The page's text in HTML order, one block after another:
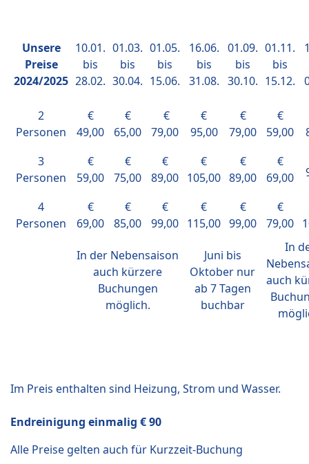
Unsere
Preise
2024/2025
10.01.
bis
28.02.
01.03.
bis
30.04.
01.05.
bis
15.06.
16.06.
bis
31.08.
01.09.
bis
30.10.
01.11.
bis
15.12.
2
Personen
€
49,00
€
65,00
€
79,00
€
95,00
€
79,00
€
59,00
3
Personen
€
59,00
€
75,00
€
89,00
€
105,00
€
89,00
€
69,00
4
Personen
€
69,00
€
85,00
€
99,00
€
115,00
€
99,00
€
79,00
In der Nebensaison
auch kürzere
Buchungen
möglich.
Juni bis
Oktober nur
ab 7 Tagen
buchbar
In
auch
Im Preis enthalten sind Heizung, Strom und Wasser.
Endreinigung einmalig € 90
Alle Preise gelten auch für Kurzzeit-Buchung